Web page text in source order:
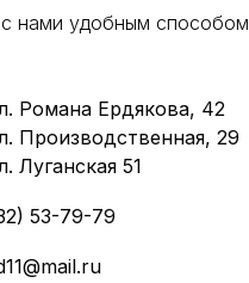
нами удобным способом
Романа Ердякова, 42
Производственная, 29
Луганская 51
53-79-79